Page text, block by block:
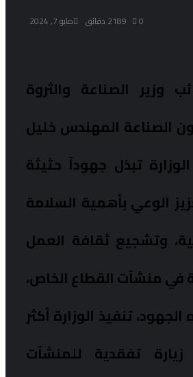
مايو 7, 2024 0
1892 دقائق
وزير الصناعة والثروة
الصناعة المهندس خليل
تبذل جهوداً حثيثة
الوعي بأهمية السلامة
وتشجيع ثقافة العمل
في منشآت القطاع الخاص،
تنفيذ الوزارة أكثر
ألف زيارة تفقدية للمنشآت